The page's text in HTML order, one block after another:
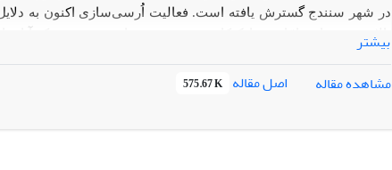
در شهر سنندج گسترش یافته است. فعالیت اُرسی‌سازی اکنون به دلایل
نازک‌کاری سنندج از اواسط دورۀ قاجار به بعد بوده است. به نظر‌
بیشتر
مشاهده مقاله
اصل مقاله 575.67 K